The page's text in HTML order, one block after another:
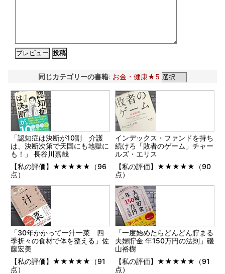
同じカテゴリーの書籍: お金・健康★5
「認知症は決断が10割 介護
は、決断次第で天国にも地獄に
も！」 長谷川嘉哉
【私の評価】★★★★★（96
点）
インデックス・ファンドを持ち
続けろ「敗者のゲーム」チャー
ルズ・エリス
【私の評価】★★★★★（90
点）
「30年かかって一汁一菜 四
季折々の食材で体を整える」佐
藤宏美
【私の評価】★★★★★（91
点）
「一度始めたらどんどん貯まる
夫婦貯金 年150万円の法則」磯
山裕樹
【私の評価】★★★★★（91
点）